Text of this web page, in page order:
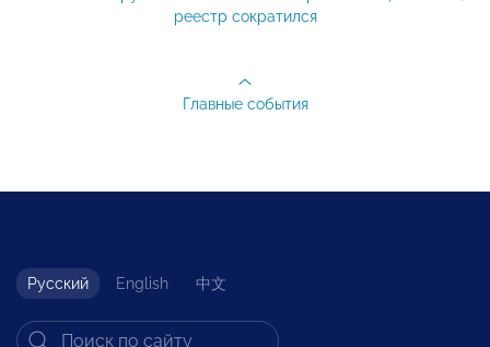
реестр сократился
Главные события
Русский English 中文